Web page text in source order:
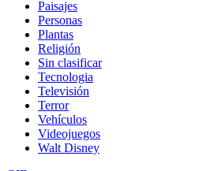
Paisajes
Personas
Plantas
Religión
Sin clasificar
Tecnologia
Televisión
Terror
Vehículos
Videojuegos
Walt Disney